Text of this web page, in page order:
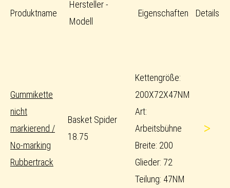
Produktname
Hersteller -
Modell
Eigenschaften Details
Gummikette
nicht
markierend /
No-marking
Rubbertrack
Basket Spider
18.75
Kettengröße:
200X72X47NM
Art:
Arbeitsbühne
Breite: 200
Glieder: 72
Teilung: 47NM
>